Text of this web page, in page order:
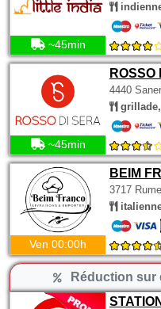
~45min
ROSSO
4440
~45min
BEIM
3717
Ven 00:00h
Réduction sur